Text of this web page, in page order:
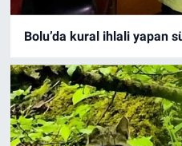
Bolu’da kural ihlali yapan